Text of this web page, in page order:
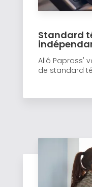
Standard
Allô Paprass'
de standard